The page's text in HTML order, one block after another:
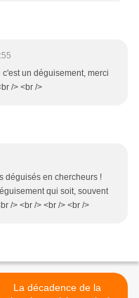
un déguisement, merci
/> <br />
déguisés en chercheurs !
qui soit, souvent
/> <br /> <br /> <br />
La décadence de la